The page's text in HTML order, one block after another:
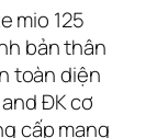
mio 125
bản thân
toàn diện
ĐK cơ
cấp mang